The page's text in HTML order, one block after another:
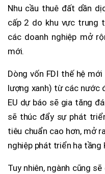
Nhu cầu thuê đất dần
cấp 2 do khu vực trung
các doanh nghiệp mở
mới.
Dòng vốn FDI thế hệ
lượng xanh) từ các nước
EU dự báo sẽ gia tăng
sẽ thúc đẩy sự phát
tiêu chuẩn cao hơn, mở
nghiệp phát triển hạ tầng
Tuy nhiên, ngành cũng